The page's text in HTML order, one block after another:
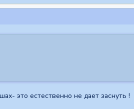
это естественно не дает заснуть !